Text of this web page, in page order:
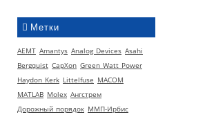
Метки
AEMT Amantys Analog Devices Asahi
Bergquist CapXon Green Watt Power
Haydon Kerk Littelfuse MACOM
MATLAB Molex Ангстрем
Дорожный порядок ММП-Ирбис